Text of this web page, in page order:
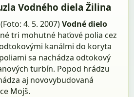
Vodného diela Žilina
(Foto: 4. 5. 2007)Vodné dielo
tri mohutné haťové polia cez
kanálmi do koryta
sa nachádza odtokový
turbín. Popod hrádzu
aj novovybudovaná
Mojš.